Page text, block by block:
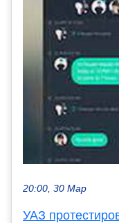
20:00, 30 Мар
УАЗ